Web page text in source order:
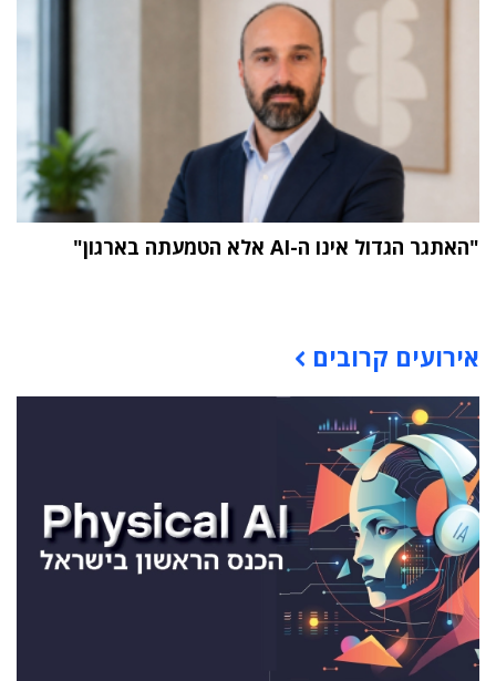
"האתגר הגדול אינו ה-AI אלא הטמעתה בארגון"
אירועים קרובים